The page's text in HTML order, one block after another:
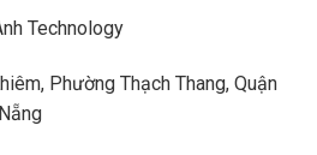
Technology
Phường Thạch Thang, Quận